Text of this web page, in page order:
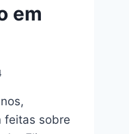
em
feitas sobre